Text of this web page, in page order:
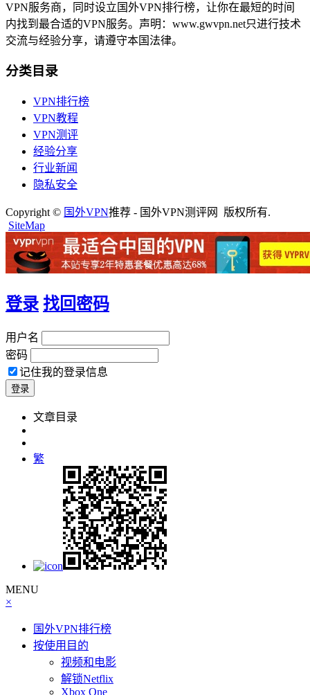
VPN服务商，同时设立国外VPN排行榜，让你在最短的时间
内找到最合适的VPN服务。声明：www.gwvpn.net只进行技术
交流与经验分享，请遵守本国法律。
分类目录
VPN排行榜
VPN教程
VPN测评
经验分享
行业新闻
隐私安全
Copyright © 国外VPN推荐 - 国外VPN测评网 版权所有.
SiteMap
登录 找回密码
用户名
密码
记住我的登录信息
文章目录
繁
MENU
×
国外VPN排行榜
按使用目的
视频和电影
解锁Netflix
Xbox One